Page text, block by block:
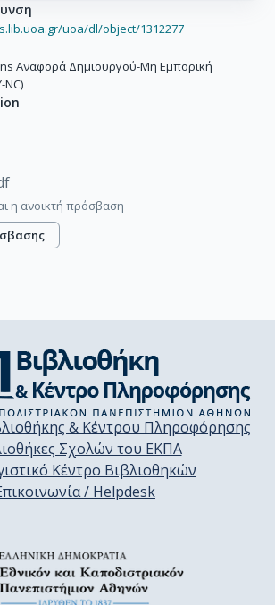
uoa/dl/object/1312277
Αναφορά Δημιουργού-Μη Εμπορική
NC)
η ανοικτή πρόσβαση
& Κέντρου Πληροφόρησης
Σχολών του ΕΚΠΑ
Κέντρο Βιβλιοθηκών
/ Helpdesk